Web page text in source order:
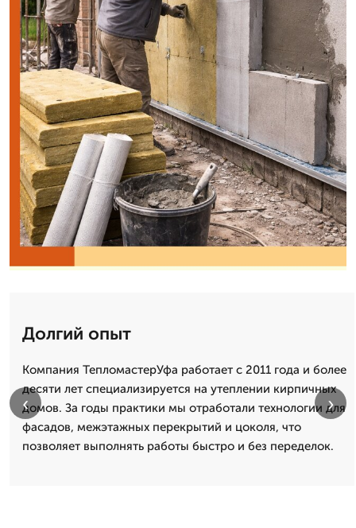
Долгий опыт
Компания ТепломастерУфа работает с 2011 года и более
десяти лет специализируется на утеплении кирпичных
домов. За годы практики мы отработали технологии для
фасадов, межэтажных перекрытий и цоколя, что
позволяет выполнять работы быстро и без переделок.
‹ ›